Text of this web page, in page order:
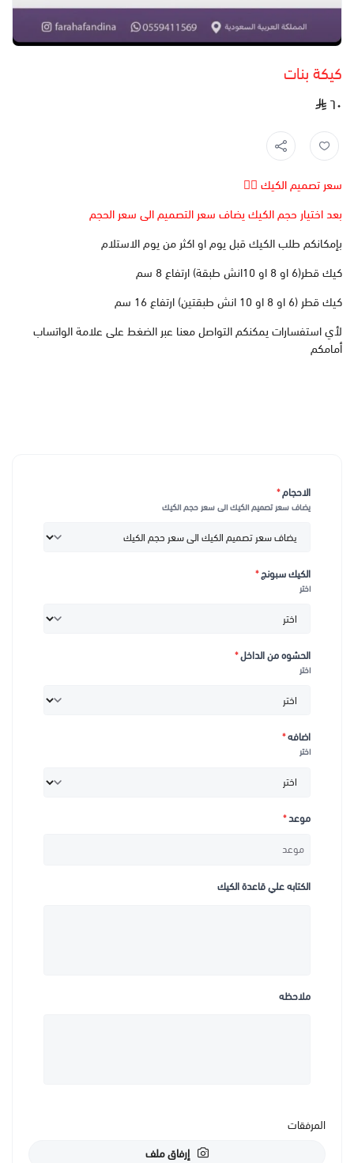
كيكة بنات
٦٠
سعر تصميم الكيك 👆🏻
بعد اختيار حجم الكيك يضاف سعر التصميم الى سعر الحجم
بإمكانكم طلب الكيك قبل يوم او اكثر من يوم الاستلام
كيك قطر(6 او 8 او 10انش طبقة) ارتفاع 8 سم
كيك قطر (6 او 8 او 10 انش طبقتين) ارتفاع 16 سم
لأي استفسارات يمكنكم التواصل معنا عبر الضغط على علامة الواتساب
أمامكم
الاحجام*
يضاف سعر تصميم الكيك الى سعر حجم الكيك
الكيك سبونج*
اختر
الحشوه من الداخل*
اختر
اضافه*
اختر
موعد*
الكتابه علي قاعدة الكيك
ملاحظه
المرفقات
إرفاق ملف